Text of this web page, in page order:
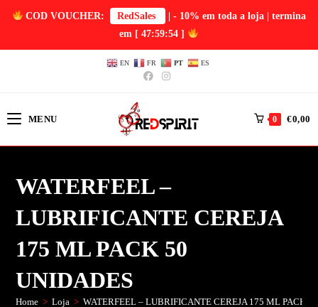
COD VOUCHER: RedSales
| - 10% em toda a loja | termina
em [ 47:59:54 ]
EN FR PT ES
MENU 0 €0,00
WATERFEEL –
LUBRIFICANTE CEREJA
175 ML PACK 50
UNIDADES
Home > Loja > WATERFEEL – LUBRIFICANTE CEREJA 175 ML PACK